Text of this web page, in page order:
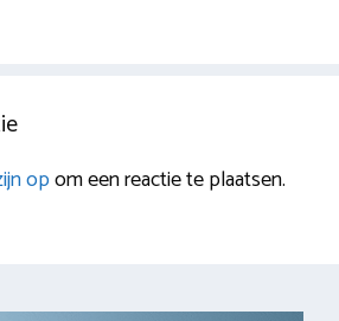
opom een reactie te plaatsen.